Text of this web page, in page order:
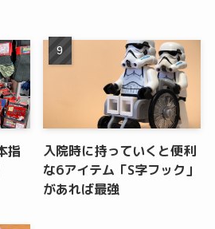
指
入院時に持っていくと便利
な6アイテム「S字フック」
があれば最強